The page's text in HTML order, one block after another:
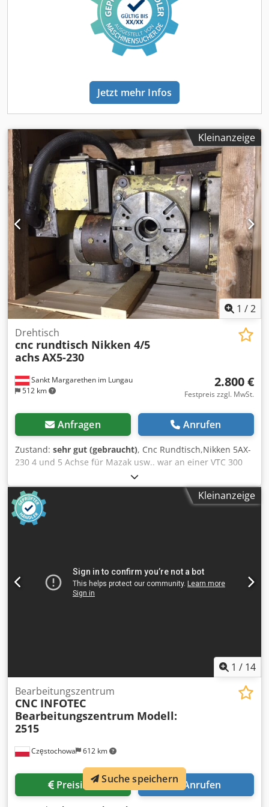
QUICK CNC UA 481 CNC-Holzbearbeitungszentrum zu
kaufen. Kontaktieren Sie uns für weitere Informationen
über diese Maschine. • Zustand: Neu • Stromanschluss:
380 V, 3-phasig • Spindel: HSD, 9 kW, HSK F63 • Steuerung:
NC Studio (deutschsprachig) • Werkzeugwechsler: Linear,
Doppellagiger Vakuumtisch, 6 Zonen Zusätzliche
Ausrüstung Cedpfxex E Efvj Afujrf • Vakuumsystem: 2
Becker Vakuumpumpen, 250 m³/h
Jetzt mehr Infos
Kleinanzeige
1 /2
Sankt Margarethen im Lungau
512 km
Drehtisch
cnc rundtisch Nikken 4/5
achsAX5-230
2.800 €
Festpreis zzgl. MwSt.
Anfragen Anrufen
Zustand: sehr gut (gebraucht), Cnc Rundtisch,Nikken 5AX-
230 4 und 5 Achse für Mazak usw.. war an einer VTC 300
angebaut, wegen Neumaschine 5 achs nun abzugeben,
Csdjp U Umkopfx Afusrf
Kleinanzeige
1 / 14
Częstochowa 612 km
Bearbeitungszentrum
CNC INFOTEC
Bearbeitungszentrum Modell:
2515
Preisinfo Anrufen
Suche speichern